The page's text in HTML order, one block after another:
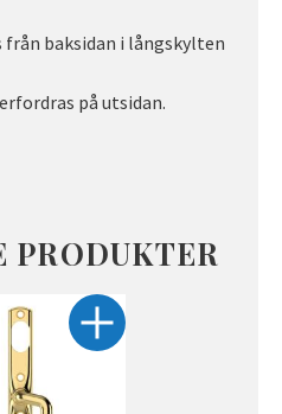
baksidan i långskylten
på utsidan.
PRODUKTER